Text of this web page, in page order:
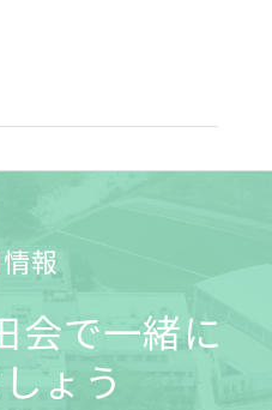
報
会で一緒に
ょう